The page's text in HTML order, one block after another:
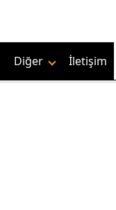
Diğer İletişim